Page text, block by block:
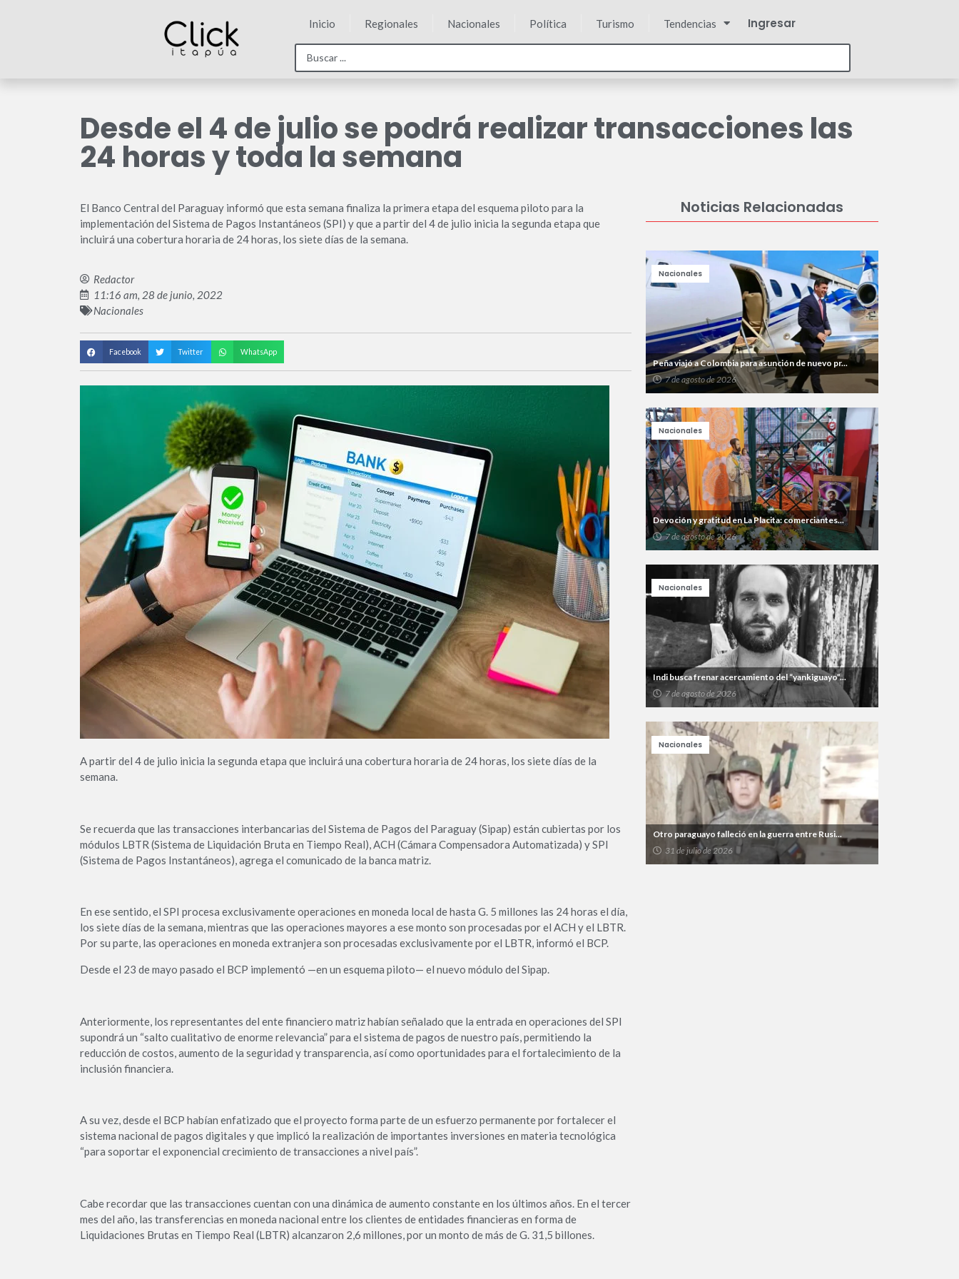
Inicio Regionales Nacionales Política Turismo Tendencias Ingresar
Desde el 4 de julio se podrá realizar transacciones las
24 horas y toda la semana
El Banco Central del Paraguay informó que esta semana finaliza la primera etapa del esquema piloto para la
implementación del Sistema de Pagos Instantáneos (SPI) y que a partir del 4 de julio inicia la segunda etapa que
incluirá una cobertura horaria de 24 horas, los siete días de la semana.
Redactor
11:16 am, 28 de junio, 2022
Nacionales
Facebook Twitter WhatsApp
A partir del 4 de julio inicia la segunda etapa que incluirá una cobertura horaria de 24 horas, los siete días de la
semana.
Se recuerda que las transacciones interbancarias del Sistema de Pagos del Paraguay (Sipap) están cubiertas por los
módulos LBTR (Sistema de Liquidación Bruta en Tiempo Real), ACH (Cámara Compensadora Automatizada) y SPI
(Sistema de Pagos Instantáneos), agrega el comunicado de la banca matriz.
En ese sentido, el SPI procesa exclusivamente operaciones en moneda local de hasta G. 5 millones las 24 horas el día,
los siete días de la semana, mientras que las operaciones mayores a ese monto son procesadas por el ACH y el LBTR.
Por su parte, las operaciones en moneda extranjera son procesadas exclusivamente por el LBTR, informó el BCP.
Desde el 23 de mayo pasado el BCP implementó —en un esquema piloto— el nuevo módulo del Sipap.
Anteriormente, los representantes del ente financiero matriz habían señalado que la entrada en operaciones del SPI
supondrá un “salto cualitativo de enorme relevancia” para el sistema de pagos de nuestro país, permitiendo la
reducción de costos, aumento de la seguridad y transparencia, así como oportunidades para el fortalecimiento de la
inclusión financiera.
A su vez, desde el BCP habían enfatizado que el proyecto forma parte de un esfuerzo permanente por fortalecer el
sistema nacional de pagos digitales y que implicó la realización de importantes inversiones en materia tecnológica
“para soportar el exponencial crecimiento de transacciones a nivel país”.
Cabe recordar que las transacciones cuentan con una dinámica de aumento constante en los últimos años. En el tercer
mes del año, las transferencias en moneda nacional entre los clientes de entidades financieras en forma de
Liquidaciones Brutas en Tiempo Real (LBTR) alcanzaron 2,6 millones, por un monto de más de G. 31,5 billones.
Noticias Relacionadas
Peña viajó a Colombia para asunción de nuevo pr...
7 de agosto de 2026
Nacionales
Devoción y gratitud en La Placita: comerciantes...
7 de agosto de 2026
Nacionales
Indi busca frenar acercamiento del “yankiguayo”...
7 de agosto de 2026
Nacionales
Otro paraguayo falleció en la guerra entre Rusi...
31 de julio de 2026
Nacionales